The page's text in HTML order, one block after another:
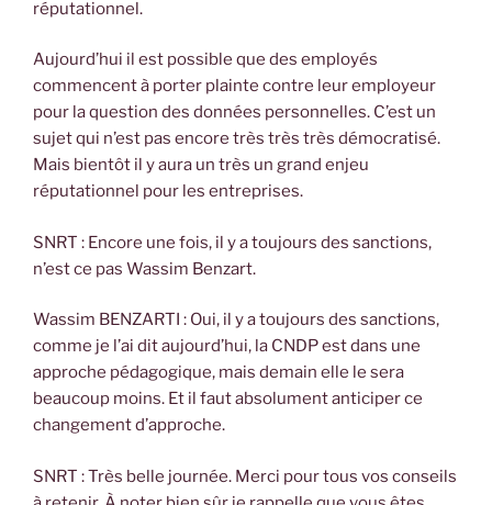
réputationnel.
Aujourd’hui il est possible que des employés
commencent à porter plainte contre leur employeur
pour la question des données personnelles. C’est un
sujet qui n’est pas encore très très très démocratisé.
Mais bientôt il y aura un très un grand enjeu
réputationnel pour les entreprises.
SNRT : Encore une fois, il y a toujours des sanctions,
n’est ce pas Wassim Benzart.
Wassim BENZARTI : Oui, il y a toujours des sanctions,
comme je l’ai dit aujourd’hui, la CNDP est dans une
approche pédagogique, mais demain elle le sera
beaucoup moins. Et il faut absolument anticiper ce
changement d’approche.
SNRT : Très belle journée. Merci pour tous vos conseils